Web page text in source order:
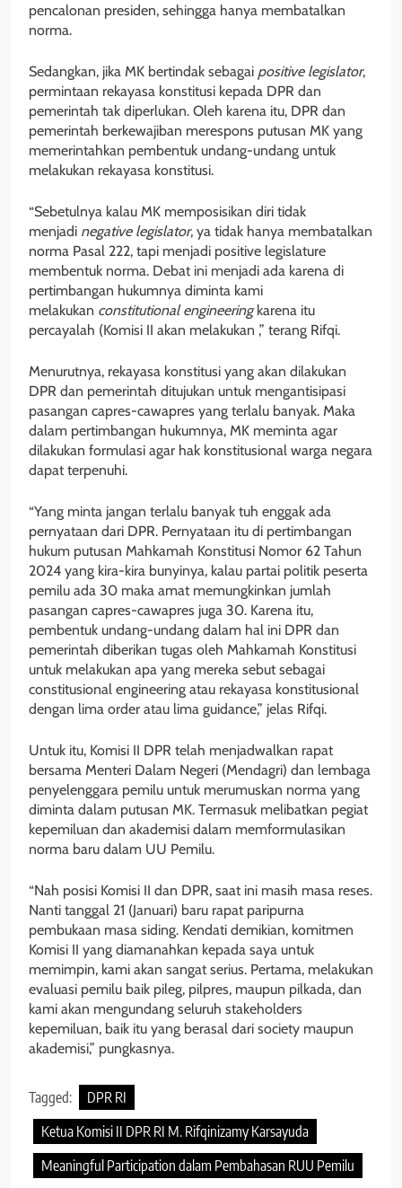
pencalonan presiden, sehingga hanya membatalkan
norma.
Sedangkan, jika MK bertindak sebagai positive legislator,
permintaan rekayasa konstitusi kepada DPR dan
pemerintah tak diperlukan. Oleh karena itu, DPR dan
pemerintah berkewajiban merespons putusan MK yang
memerintahkan pembentuk undang-undang untuk
melakukan rekayasa konstitusi.
“Sebetulnya kalau MK memposisikan diri tidak
menjadi negative legislator, ya tidak hanya membatalkan
norma Pasal 222, tapi menjadi positive legislature
membentuk norma. Debat ini menjadi ada karena di
pertimbangan hukumnya diminta kami
melakukan constitutional engineeringkarena itu
percayalah (Komisi II akan melakukan ,” terang Rifqi.
Menurutnya, rekayasa konstitusi yang akan dilakukan
DPR dan pemerintah ditujukan untuk mengantisipasi
pasangan capres-cawapres yang terlalu banyak. Maka
dalam pertimbangan hukumnya, MK meminta agar
dilakukan formulasi agar hak konstitusional warga negara
dapat terpenuhi.
“Yang minta jangan terlalu banyak tuh enggak ada
pernyataan dari DPR. Pernyataan itu di pertimbangan
hukum putusan Mahkamah Konstitusi Nomor 62 Tahun
2024 yang kira-kira bunyinya, kalau partai politik peserta
pemilu ada 30 maka amat memungkinkan jumlah
pasangan capres-cawapres juga 30. Karena itu,
pembentuk undang-undang dalam hal ini DPR dan
pemerintah diberikan tugas oleh Mahkamah Konstitusi
untuk melakukan apa yang mereka sebut sebagai
constitusional engineering atau rekayasa konstitusional
dengan lima order atau lima guidance,” jelas Rifqi.
Untuk itu, Komisi II DPR telah menjadwalkan rapat
bersama Menteri Dalam Negeri (Mendagri) dan lembaga
penyelenggara pemilu untuk merumuskan norma yang
diminta dalam putusan MK. Termasuk melibatkan pegiat
kepemiluan dan akademisi dalam memformulasikan
norma baru dalam UU Pemilu.
“Nah posisi Komisi II dan DPR, saat ini masih masa reses.
Nanti tanggal 21 (Januari) baru rapat paripurna
pembukaan masa siding. Kendati demikian, komitmen
Komisi II yang diamanahkan kepada saya untuk
memimpin, kami akan sangat serius. Pertama, melakukan
evaluasi pemilu baik pileg, pilpres, maupun pilkada, dan
kami akan mengundang seluruh stakeholders
kepemiluan, baik itu yang berasal dari society maupun
akademisi,” pungkasnya.
Tagged:
DPR RI
Ketua Komisi II DPR RI M. Rifqinizamy Karsayuda
Meaningful Participation dalam Pembahasan RUU Pemilu